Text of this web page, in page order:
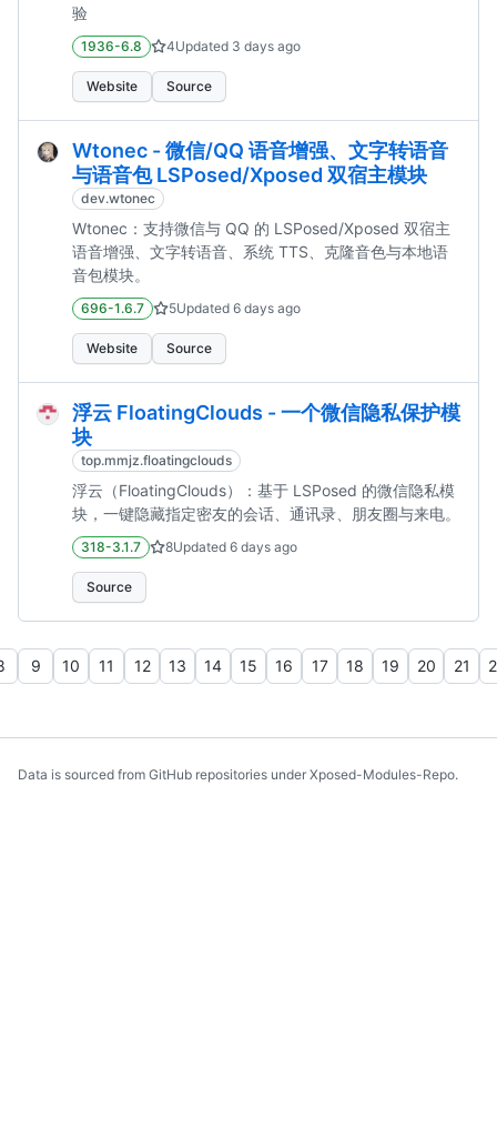
验
1936-6.8 4Updated 3 days ago
Website Source
Wtonec - 微信/QQ 语音增强、文字转语音
与语音包 LSPosed/Xposed 双宿主模块
dev.wtonec
Wtonec：支持微信与 QQ 的 LSPosed/Xposed 双宿主
语音增强、文字转语音、系统 TTS、克隆音色与本地语
音包模块。
696-1.6.7 5Updated 6 days ago
Website Source
浮云 FloatingClouds - 一个微信隐私保护模
块
top.mmjz.floatingclouds
浮云（FloatingClouds）：基于 LSPosed 的微信隐私模
块，一键隐藏指定密友的会话、通讯录、朋友圈与来电。
318-3.1.7 8Updated 6 days ago
Source
9 10 11 12 13 14 15 16 17 18 19 20 21
Data is sourced from GitHub repositories under Xposed-Modules-Repo.